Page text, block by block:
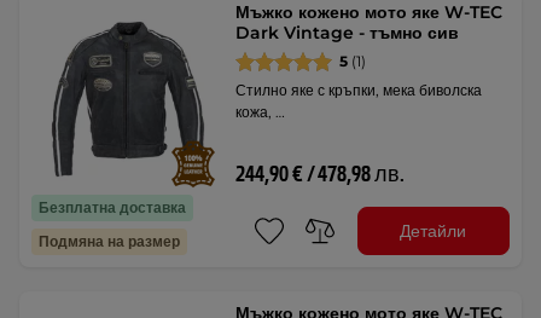
Безплатна доставка
Подмяна на размер
Мъжко кожено мото яке W-TEC
Dark Vintage - тъмно сив
5 (1)
Стилно яке с кръпки, мека биволска
кожа, …
244,90 € / 478,98 лв.
Детайли
Мъжко кожено мото яке W-TEC